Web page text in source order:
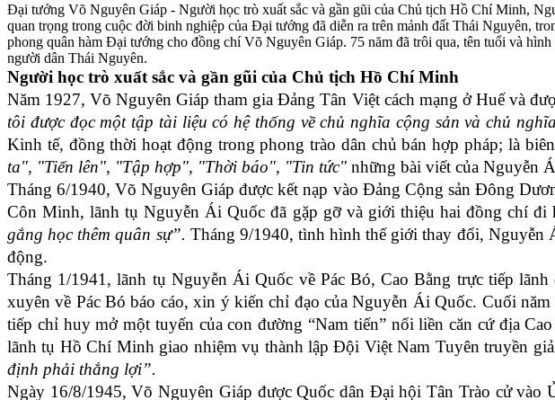
Đại tướng Võ Nguyên Giáp - Người học trò xuất sắc và gần gũi của Chủ tịch Hồ Chí Minh,
quan trọng trong cuộc đời binh nghiệp của Đại tướng đã diễn ra trên mảnh đất Thái Nguyên,
phong quân hàm Đại tướng cho đồng chí Võ Nguyên Giáp. 75 năm đã trôi qua, tên tuổi và
người dân Thái Nguyên.
Người học trò xuất sắc và gần gũi của Chủ tịch Hồ Chí Minh
Năm 1927, Võ Nguyên Giáp tham giaĐảng Tân Việt cách mạng ở Huế và
tôi được đọc một tập tài liệu có hệ thống về chủ nghĩa cộng sản và chủ
Kinh tế, đồng thờihoạt động trong phong trào dân chủ bán hợp pháp; là
ta", "Tiến lên", "Tập hợp", "Thời báo", "Tin tức" những bài viết của Nguyễn
Tháng 6/1940, Võ Nguyên Giáp được kết nạp vào Đảng Cộng sản Đông
Côn Minh,lãnh tụ Nguyễn Ái Quốcđã gặp gỡ và giới thiệu hai đồng chí đi
gắng học thêm quân sự”. Tháng 9/1940, tình hìnhthếgiới thay đổi, Nguyễn
động.
Tháng 1/1941,lãnh tụ Nguyễn Ái Quốc về Pác Bó, Cao Bằng trực tiếp
xuyên về Pác Bó báo cáo, xin ý kiến chỉ đạo của Nguyễn Ái Quốc. Cuối
tiếp chỉ huy mở một tuyến của con đường “Nam tiến” nối liềncăn cứ địa Cao
lãnh tụ Hồ Chí Minh giao nhiệm vụ thành lập Đội Việt Nam Tuyên truyền g
định phải thắng lợi”.
Ngày 16/8/1945,Võ Nguyên Giáp được Quốc dân Đại hội Tân Trào cử vào